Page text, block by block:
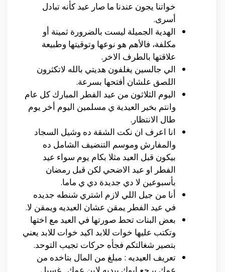
خواتنا يجون عندنا ما صار عيد كأنه تبادل
أسرى.
الهدية الجميلة ليست بالضرورة ثمينة أو
مكلفة، فالأهم هو نوعها وتوقيتها وطبيعة
علاقتها بالطرف الاخر.
الي جالسين يغلفون هديتي بالله لاتكثرون
اللصق علشان أفتحها بسرعة.
اليوم الثلاثون من عيد الفطر المبارك كل عام
وانتم بخير العيدية ي مسلمين اليوم أخر يوم
طال الانتظار.
انا اعرف ان نكت الشقة ده وشيل السجاد
والمفارش وموسم التنضيف الشامل ده
بيكون قبل العيد مثلا بكام يوم سواء عيد
الفطر او عيد الاضحي لكن قبل رمضان
بأسبوعين لا دي جديدة دي ي ماما.
أنا من جيل اللي لازم اشتري شنطه جديده
في عيد الفطر يمقن عشان العيديه ويمقن لا.
بعض البنات تحط صورتها في العيد مع اختها
وتكتب عليها خوات للابد اكيد خوات للابد يعني
بتصير شغالتكم فجأه حركات تجيب التوحد.
تعريف العيديه : مبلغ من المال بتاخده من